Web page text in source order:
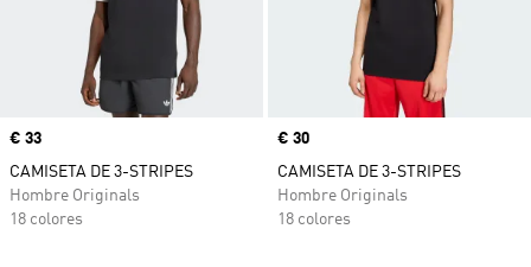
Precio
€ 33
CAMISETA DE 3-STRIPES
Hombre Originals
18 colores
Precio
€ 30
CAMISETA DE 3-STRIPES
Hombre Originals
18 colores